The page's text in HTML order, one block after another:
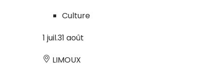
Culture
1 juil.31 août
LIMOUX